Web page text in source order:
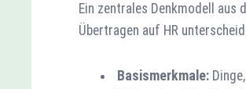
Ein zentrales Denkmodell aus
Übertragen auf HR
Basismerkmale: